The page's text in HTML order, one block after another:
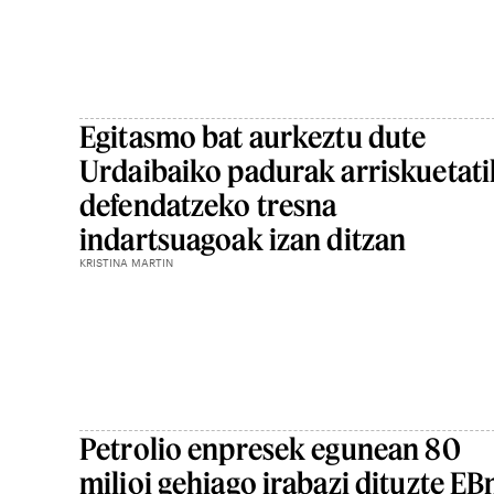
Egitasmo bat aurkeztu dute
Urdaibaiko padurak
defendatzeko tresna
indartsuagoak izan ditzan
KRISTINA MARTIN
Petrolio enpresek egunean 80
milioi gehiago irabazi dituzte